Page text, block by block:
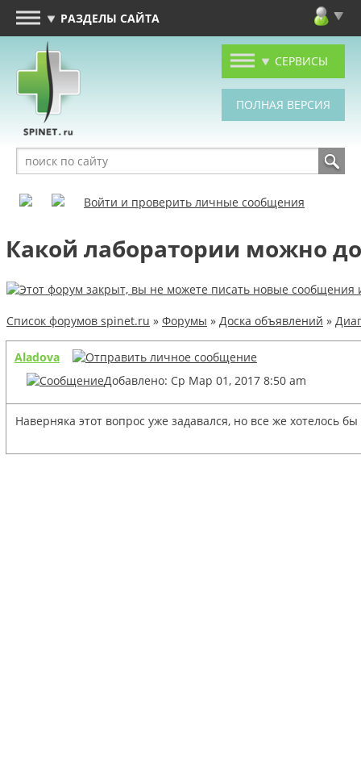
РАЗДЕЛЫ САЙТА
СЕРВИСЫ
Войти и проверить личные сообщения
Какой лаборатории можно
Список форумов spinet.ru » Форумы » Доска объявлений »
Aladova
Добавлено: Ср Мар 01, 2017 8:50 am
Наверняка этот вопрос уже задавался, но все же хотелось